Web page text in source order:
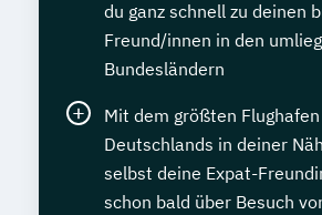
du ganz schnell zu deinen
Freund/innen in den
Bundesländern
Mit dem größten Flughafen
Deutschlands in deiner
selbst deine Expat-
schon bald über Besuch